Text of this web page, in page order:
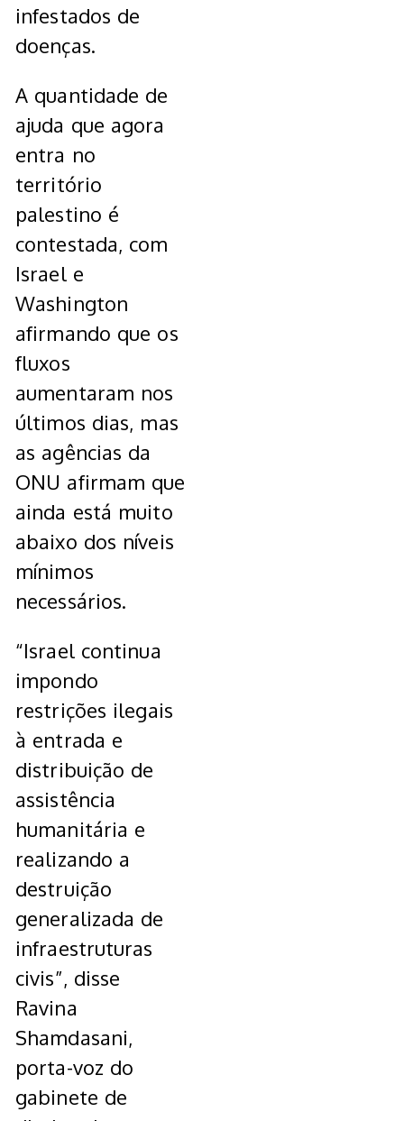
infestados de
doenças.
A quantidade de
ajuda que agora
entra no
território
palestino é
contestada, com
Israel e
Washington
afirmando que os
fluxos
aumentaram nos
últimos dias, mas
as agências da
ONU afirmam que
ainda está muito
abaixo dos níveis
mínimos
necessários.
“Israel continua
impondo
restrições ilegais
à entrada e
distribuição de
assistência
humanitária e
realizando a
destruição
generalizada de
infraestruturas
civis”, disse
Ravina
Shamdasani,
porta-voz do
gabinete de